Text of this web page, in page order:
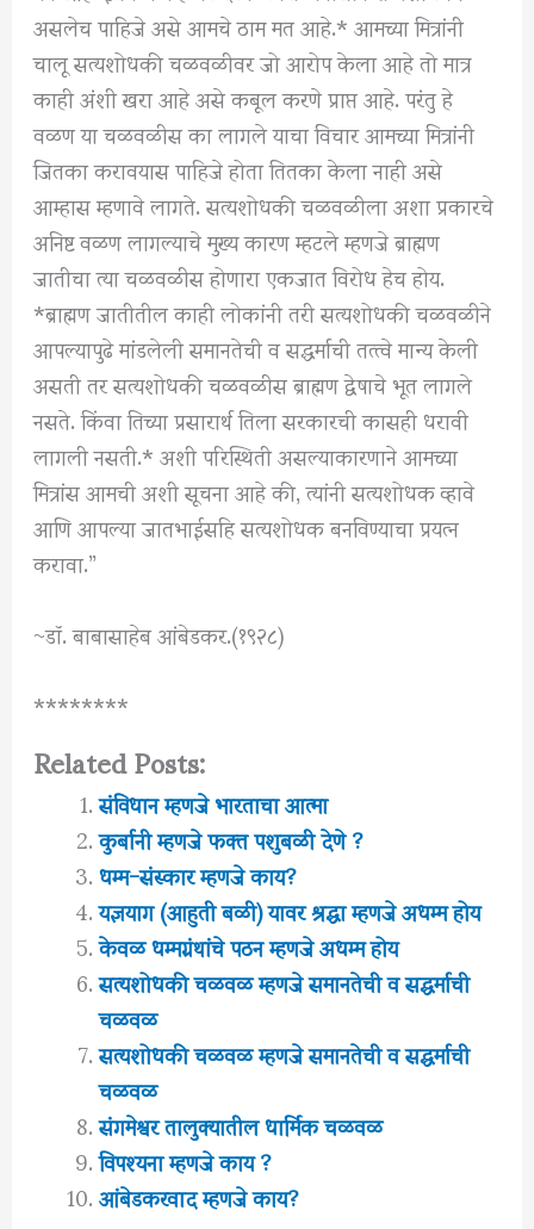
असलेच पाहिजे असे आमचे ठाम मत आहे.* आमच्या मित्रांनी
चालू सत्यशोधकी चळवळीवर जो आरोप केला आहे तो मात्र
काही अंशी खरा आहे असे कबूल करणे प्राप्त आहे. परंतु हे
वळण या चळवळीस का लागले याचा विचार आमच्या मित्रांनी
जितका करावयास पाहिजे होता तितका केला नाही असे
आम्हास म्हणावे लागते. सत्यशोधकी चळवळीला अशा प्रकारचे
अनिष्ट वळण लागल्याचे मुख्य कारण म्हटले म्हणजे ब्राह्मण
जातीचा त्या चळवळीस होणारा एकजात विरोध हेच होय.
*ब्राह्मण जातीतील काही लोकांनी तरी सत्यशोधकी चळवळीने
आपल्यापुढे मांडलेली समानतेची व सद्धर्माची तत्त्वे मान्य केली
असती तर सत्यशोधकी चळवळीस ब्राह्मण द्वेषाचे भूत लागले
नसते. किंवा तिच्या प्रसारार्थ तिला सरकारची कासही धरावी
लागली नसती.* अशी परिस्थिती असल्याकारणाने आमच्या
मित्रांस आमची अशी सूचना आहे की, त्यांनी सत्यशोधक व्हावे
आणि आपल्या जातभाईसहि सत्यशोधक बनविण्याचा प्रयत्न
करावा.”
~डॉ. बाबासाहेब आंबेडकर.(१९२८)
********
Related Posts:
संविधान म्हणजे भारताचा आत्मा
कुर्बानी म्हणजे फक्त पशुबळी देणे ?
धम्म-संस्कार म्हणजे काय?
यज्ञयाग (आहुती बळी) यावर श्रद्धा म्हणजे अधम्म होय
केवळ धम्मग्रंथांचे पठन म्हणजे अधम्म होय
सत्यशोधकी चळवळ म्हणजे समानतेची व सद्धर्माची
चळवळ
सत्यशोधकी चळवळ म्हणजे समानतेची व सद्धर्माची
चळवळ
संगमेश्वर तालुक्यातील धार्मिक चळवळ
विपश्यना म्हणजे काय ?
आंबेडकरवाद म्हणजे काय?